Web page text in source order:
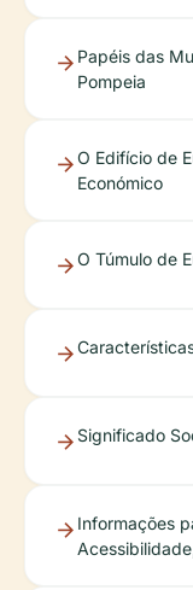
Papéis das
Pompeia
O Edifício de
Económico
O Túmulo de
Significado
Informações